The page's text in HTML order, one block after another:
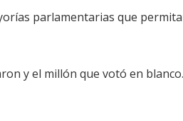
parlamentarias que
y el millón que votó en blanco.